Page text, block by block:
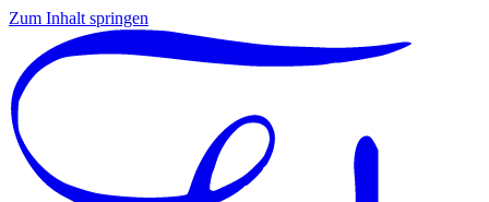
Zum Inhalt springen